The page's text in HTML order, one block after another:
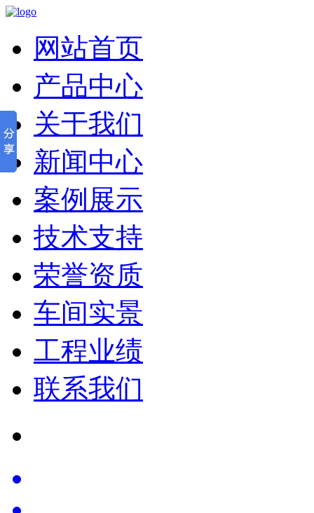
网站首页
产品中心
关于我们
新闻中心
案例展示
技术支持
荣誉资质
车间实景
工程业绩
联系我们